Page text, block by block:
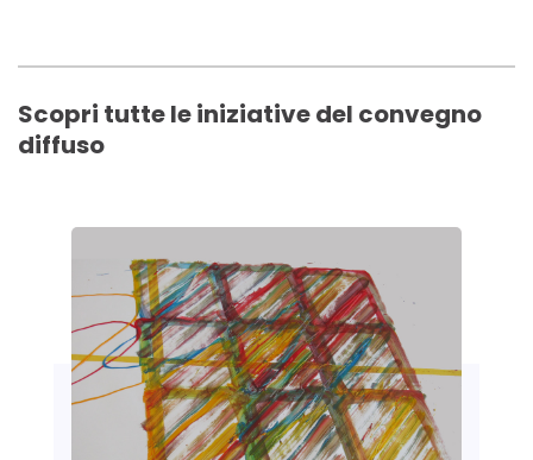
Scopri tutte le iniziative del convegno
diffuso